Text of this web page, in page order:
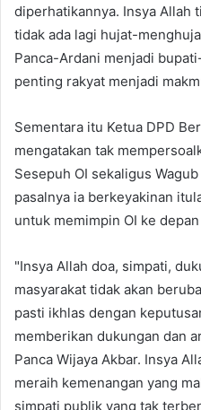
diperhatikannya. Insya Allah
tidak ada lagi hujat-
Panca-Ardani menjadi
penting rakyat menjadi
Sementara itu Ketua DPD
mengatakan tak
Sesepuh OI sekaligus
pasalnya ia berkeyakinan
untuk memimpin OI ke depan
"Insya Allah doa, simpati,
masyarakat tidak akan
pasti ikhlas dengan
memberikan dukungan dan
Panca Wijaya Akbar. Insya
meraih kemenangan yang
simpati publik yang tak